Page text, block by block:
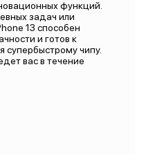
функций.
задач или
13 способен
и готов к
чипу.
вас в течение